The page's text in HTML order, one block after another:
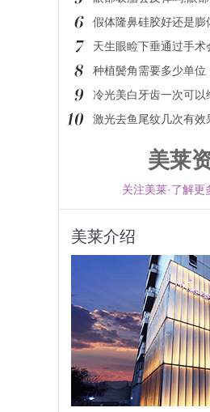
假体隆鼻硅胶好还是膨
种植鬓角需要多少单位
冷光美白牙齿一次可以
激光去鱼尾纹几次有效
美莱
关注美莱·了解更
美莱介绍